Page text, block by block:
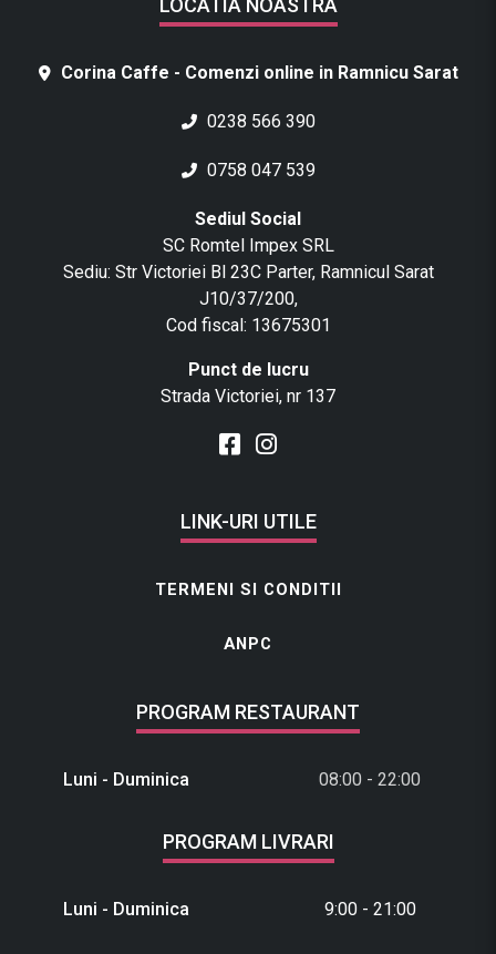
LOCATIA NOASTRA
Corina Caffe - Comenzi online in Ramnicu Sarat
0238 566 390
0758 047 539
Sediul Social
SC Romtel Impex SRL
Sediu: Str Victoriei Bl 23C Parter, Ramnicul Sarat
J10/37/200,
Cod fiscal: 13675301
Punct de lucru
Strada Victoriei, nr 137
LINK-URI UTILE
TERMENI SI CONDITII
ANPC
PROGRAM RESTAURANT
Luni - Duminica 08:00 - 22:00
PROGRAM LIVRARI
Luni - Duminica 9:00 - 21:00